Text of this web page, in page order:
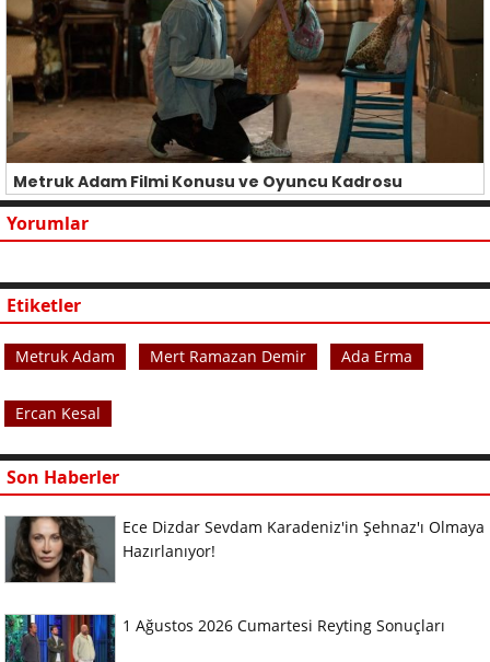
Metruk Adam Filmi Konusu ve Oyuncu Kadrosu
Yorumlar
Etiketler
Metruk Adam Mert Ramazan Demir Ada Erma
Ercan Kesal
Son Haberler
Ece Dizdar Sevdam Karadeniz'in Şehnaz'ı Olmaya
Hazırlanıyor!
1 Ağustos 2026 Cumartesi Reyting Sonuçları